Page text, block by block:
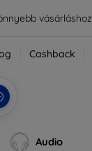
Cashback
Audio